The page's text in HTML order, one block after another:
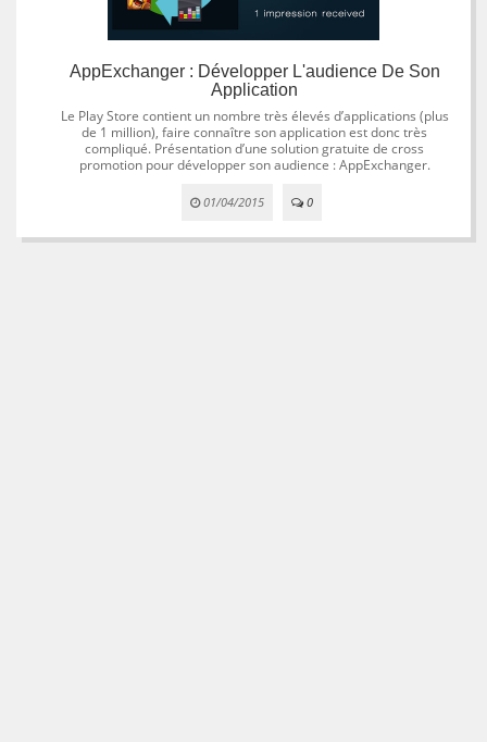
AppExchanger : Développer L'audience De Son
Application
Le Play Store contient un nombre très élevés d’applications (plus
de 1 million), faire connaître son application est donc très
compliqué. Présentation d’une solution gratuite de cross
promotion pour développer son audience : AppExchanger.
01/04/2015 0